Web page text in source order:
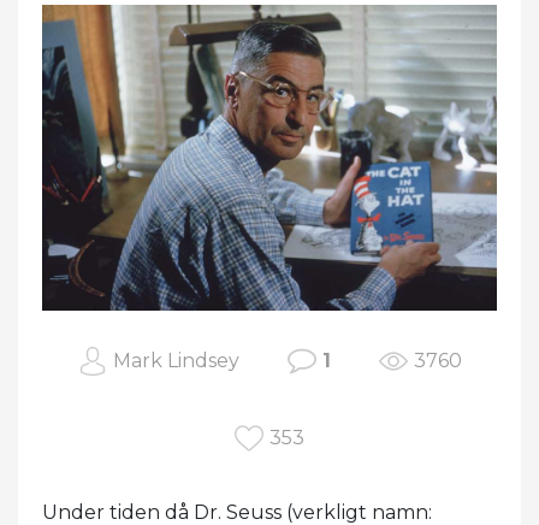
Mark Lindsey 1 3760
353
Under tiden då Dr. Seuss (verkligt namn: